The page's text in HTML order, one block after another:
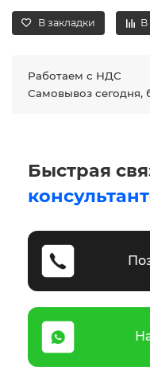
В закладки В
Работаем с НДС
Самовывоз сегодня,
Быстрая